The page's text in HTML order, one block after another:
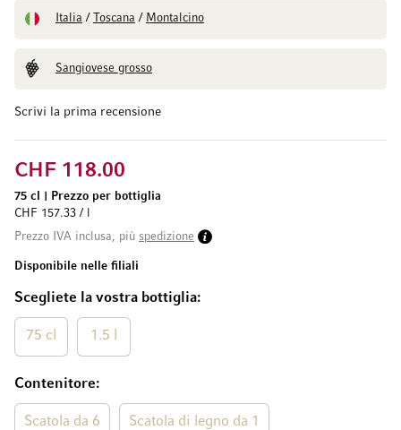
Scrivi la prima recensione
Italia / Toscana / Montalcino
Sangiovese grosso
Scegliete la vostra bottiglia
75 cl 1.5 l
Contenitore
Scatola da 6 Scatola di legno da 1
CHF 118.00
75 cl
Prezzo per bottiglia
CHF 157.33 / l
Prezzo IVA inclusa, più spedizione
Disponibile nelle filiali